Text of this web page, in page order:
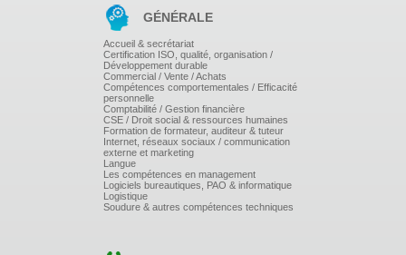
L'interprétation du tableau de bord
- Quand convient-il de réagir ?
- Evaluer les causes de variation d'un indicateur
et définir les seuils critiques
- De l'analyse au plan d'actions : quelles
actions correctives décider en conséquence ?
Réalisation de tableaux de bord et choix d'indicateurs.
GÉNÉRALE
Accueil & secrétariat
Certification ISO, qualité, organisation /
Développement durable
Commercial / Vente / Achats
Compétences comportementales / Efficacité
personnelle
Comptabilité / Gestion financière
CSE / Droit social & ressources humaines
Formation de formateur, auditeur & tuteur
Internet, réseaux sociaux / communication
externe et marketing
Langue
Les compétences en management
Logiciels bureautiques, PAO & informatique
Logistique
Soudure & autres compétences techniques